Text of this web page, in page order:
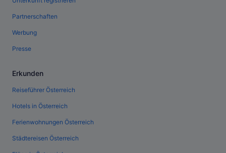
Partnerschaften
Werbung
Presse
Erkunden
Reiseführer Österreich
Hotels in Österreich
Ferienwohnungen Österreich
Städtereisen Österreich